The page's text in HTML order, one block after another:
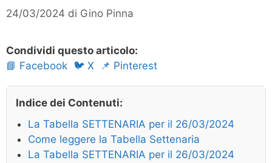
24/03/2024 di Gino Pinna
Condividi questo articolo:
📘 Facebook 🐦 X 📌 Pinterest
Indice dei Contenuti:
La Tabella SETTENARIA per il 26/03/2024
Come leggere la Tabella Settenaria
La Tabella SETTENARIA per il 26/03/2024